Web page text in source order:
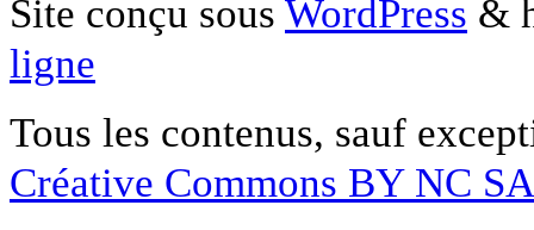
Site conçu sous WordPress &
ligne
Tous les contenus, sauf
Créative Commons BY NC SA